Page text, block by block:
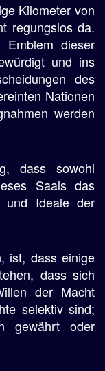
Kilometer von
regungslos da.
dieser
und ins
des
Nationen
werden
dass sowohl
Saals das
und Ideale der
ist, dass einige
dass sich
der Macht
selektiv sind;
gewährt oder